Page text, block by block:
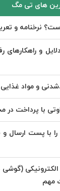
های تی مگ
نرخنامه و تعریفه
و راهکارهای
و مواد
با پرداخت در
با پست ارسال
(گوشی
مهم